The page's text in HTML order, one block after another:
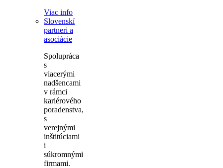
Viac info
Slovenskí
partneri a
asociácie
Spolupráca
s
viacerými
nadšencami
v rámci
kariérového
poradenstva,
s
verejnými
inštitúciami
i
súkromnými
firmami.